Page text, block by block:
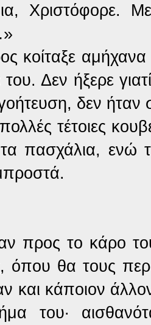
Χριστόφορε.
κοίταξε
Δεν ήξερε
δεν ήταν
τέτοιες
πασχάλια, ενώ
προς το κάρο
όπου θα τους
και κάποιον
του·